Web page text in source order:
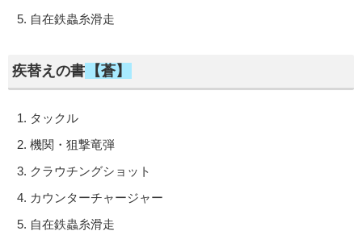
自在鉄蟲糸滑走
疾替えの書 【蒼】
タックル
機関・狙撃竜弾
クラウチングショット
カウンターチャージャー
自在鉄蟲糸滑走